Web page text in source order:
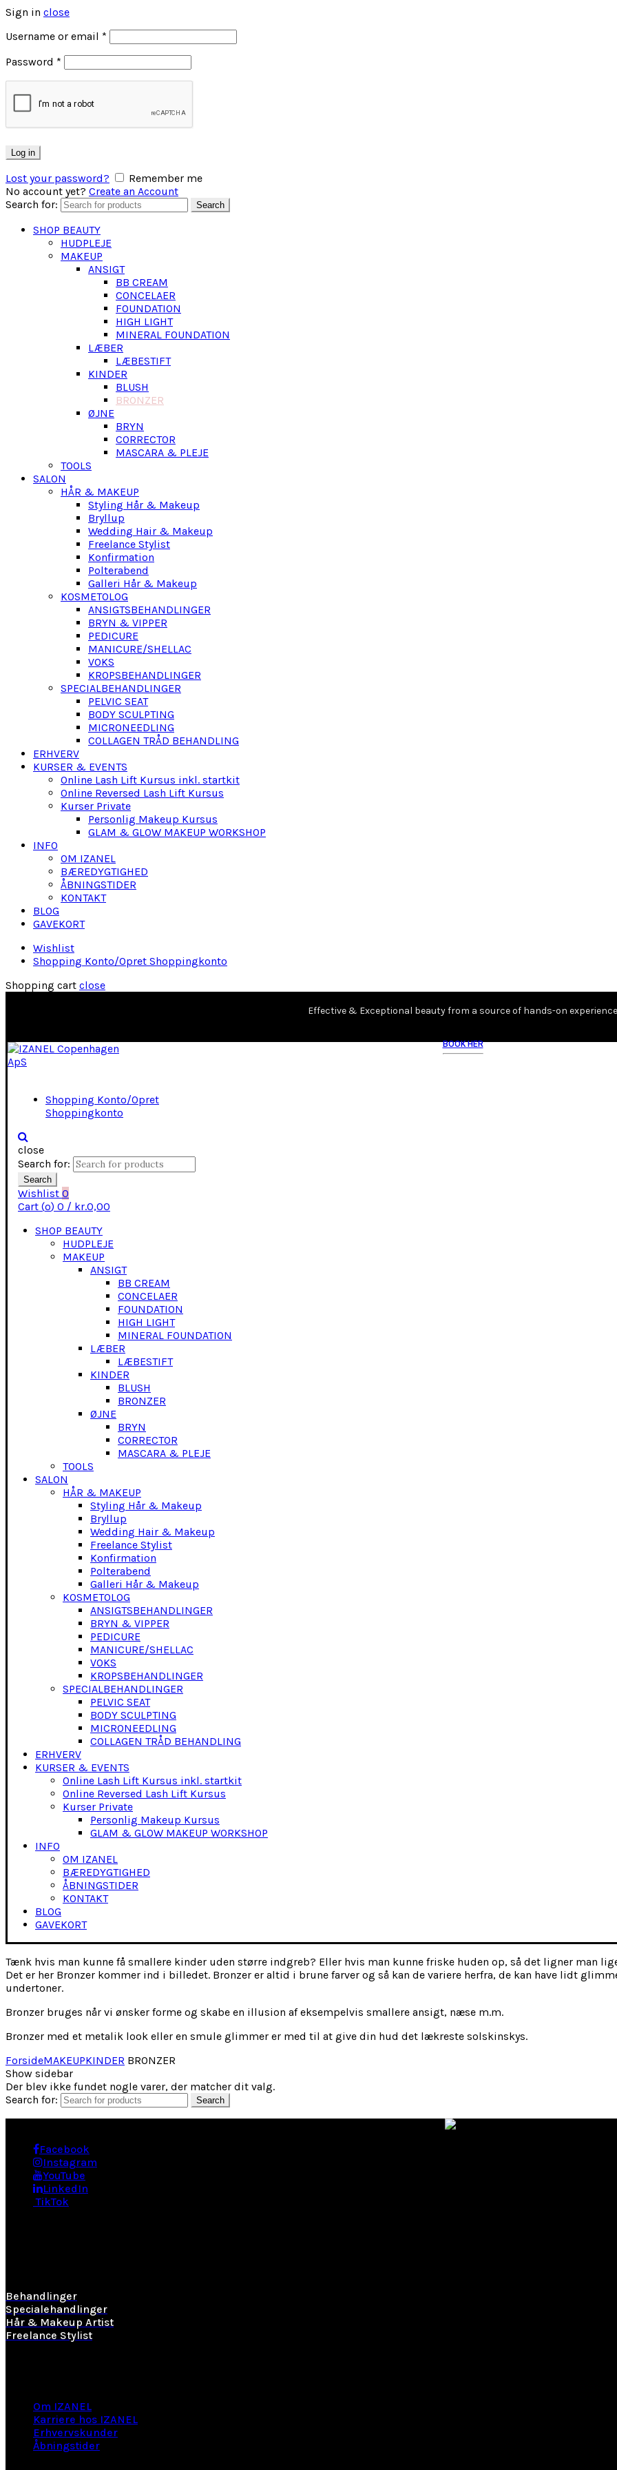
Sign in close
Username or email *
Password *
Log in
Lost your password?
Remember me
No account yet? Create an Account
Search for:
Search
SHOP BEAUTY
HUDPLEJE
MAKEUP
ANSIGT
BB CREAM
CONCELAER
FOUNDATION
HIGH LIGHT
MINERAL FOUNDATION
LÆBER
LÆBESTIFT
KINDER
BLUSH
BRONZER
ØJNE
BRYN
CORRECTOR
MASCARA & PLEJE
TOOLS
SALON
HÅR & MAKEUP
Styling Hår & Makeup
Bryllup
Wedding Hair & Makeup
Freelance Stylist
Konfirmation
Polterabend
Galleri Hår & Makeup
KOSMETOLOG
ANSIGTSBEHANDLINGER
BRYN & VIPPER
PEDICURE
MANICURE/SHELLAC
VOKS
KROPSBEHANDLINGER
SPECIALBEHANDLINGER
PELVIC SEAT
BODY SCULPTING
MICRONEEDLING
COLLAGEN TRÅD BEHANDLING
ERHVERV
KURSER & EVENTS
Online Lash Lift Kursus inkl. startkit
Online Reversed Lash Lift Kursus
Kurser Private
Personlig Makeup Kursus
GLAM & GLOW MAKEUP WORKSHOP
INFO
OM IZANEL
BÆREDYGTIGHED
ÅBNINGSTIDER
KONTAKT
BLOG
GAVEKORT
Wishlist
Shopping Konto/Opret Shoppingkonto
Shopping cart close
Effective & Exceptional beauty from a source of hands-on experience
BOOK HER
Shopping Konto/Opret
Shoppingkonto
close
Search for:
Search
Wishlist 0
Cart (o) 0 / kr.0,00
SHOP BEAUTY
HUDPLEJE
MAKEUP
ANSIGT
BB CREAM
CONCELAER
FOUNDATION
HIGH LIGHT
MINERAL FOUNDATION
LÆBER
LÆBESTIFT
KINDER
BLUSH
BRONZER
ØJNE
BRYN
CORRECTOR
MASCARA & PLEJE
TOOLS
SALON
HÅR & MAKEUP
Styling Hår & Makeup
Bryllup
Wedding Hair & Makeup
Freelance Stylist
Konfirmation
Polterabend
Galleri Hår & Makeup
KOSMETOLOG
ANSIGTSBEHANDLINGER
BRYN & VIPPER
PEDICURE
MANICURE/SHELLAC
VOKS
KROPSBEHANDLINGER
SPECIALBEHANDLINGER
PELVIC SEAT
BODY SCULPTING
MICRONEEDLING
COLLAGEN TRÅD BEHANDLING
ERHVERV
KURSER & EVENTS
Online Lash Lift Kursus inkl. startkit
Online Reversed Lash Lift Kursus
Kurser Private
Personlig Makeup Kursus
GLAM & GLOW MAKEUP WORKSHOP
INFO
OM IZANEL
BÆREDYGTIGHED
ÅBNINGSTIDER
KONTAKT
BLOG
GAVEKORT
Tænk hvis man kunne få smallere kinder uden større indgreb? Eller hvis man kunne friske huden op, så det ligner man
Det er her Bronzer kommer ind i billedet. Bronzer er altid i brune farver og så kan de variere herfra, de kan have lidt
undertoner.
Bronzer bruges når vi ønsker forme og skabe en illusion af eksempelvis smallere ansigt, næse m.m.
Bronzer med et metalik look eller en smule glimmer er med til at give din hud det lækreste solskinskys.
ForsideMAKEUPKINDER BRONZER
Show sidebar
Der blev ikke fundet nogle varer, der matcher dit valg.
Search for:
Search
Facebook
Instagram
YouTube
LinkedIn
TikTok
Behandlinger
Specialehandlinger
Hår & Makeup Artist
Freelance Stylist
Om IZANEL
Karriere hos IZANEL
Erhvervskunder
Åbningstider